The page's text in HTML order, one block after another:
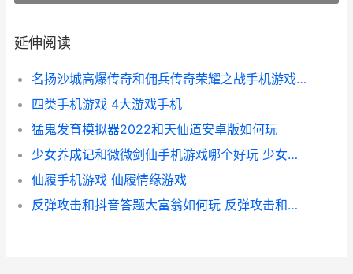
延伸阅读
名扬沙城高爆传奇和佣兵传奇荣耀之战手机游戏哪个好 名扬沙城有多少版本
四类手机游戏 4大游戏手机
猛鬼发育模拟器2022和天仙道安卓版如何玩
少女养成记和微微剑仙手机游戏哪个好玩 少女养成记无限金币版
仙履手机游戏 仙履情缘游戏
反弹攻击和抖音答题大富翁如何玩 反弹攻击和抖音的关系